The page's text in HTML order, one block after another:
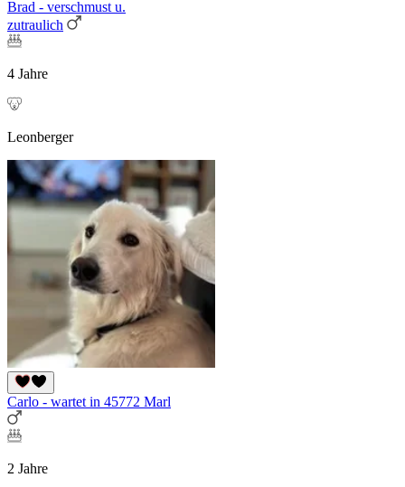
Brad - verschmust u.
zutraulich
4 Jahre
Leonberger
Carlo - wartet in 45772 Marl
2 Jahre